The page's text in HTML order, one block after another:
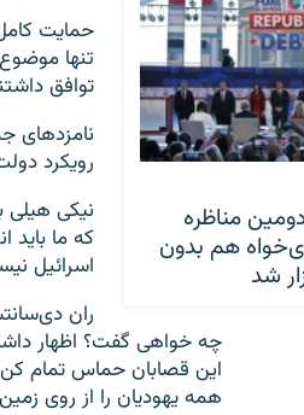
دومین مناظره
هم بدون
شد
حمایت
تنها
توافق
نامزدهای
رویکرد
نیکی هیلی
که ما
اسرائیل
ران
چه خواهی گفت؟ اظهار
این قصابان حماس تمام کن.
همه یهودیان را از روی